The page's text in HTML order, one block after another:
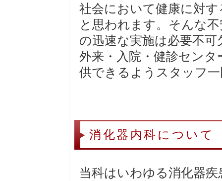
社会において健康に対
と思われます。そんな
の迅速な実施は必要不
外来・入院・健診セン
供できるようスタッフ
消化器内科について
当科はいわゆる消化器